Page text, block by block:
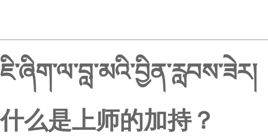
ཇི་ཞིག་ལ་བླ་མའི་བྱིན་རླབས་ཟེར།
什么是上师的加持？